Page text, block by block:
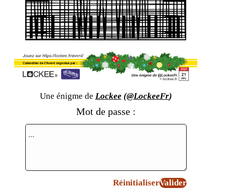
Une énigme de Lockee (@LockeeFr)
Mot de passe :
RéinitialiserValider